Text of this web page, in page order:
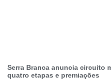
Serra Branca anuncia circuito
quatro etapas e premiações